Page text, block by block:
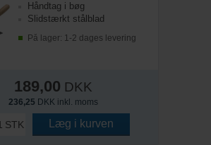
Håndtag i bøg
Slidstærkt stålblad
På lager: 1-2 dages levering
189,00 DKK
236,25 DKK inkl. moms
STK Læg i kurven